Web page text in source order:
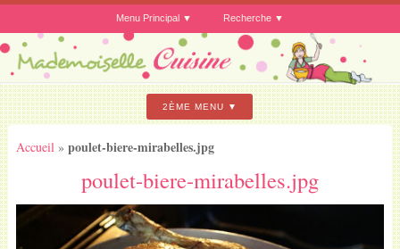
Menu Principal Recherche
2ÈME MENU
Accueil » poulet-biere-mirabelles.jpg
poulet-biere-mirabelles.jpg